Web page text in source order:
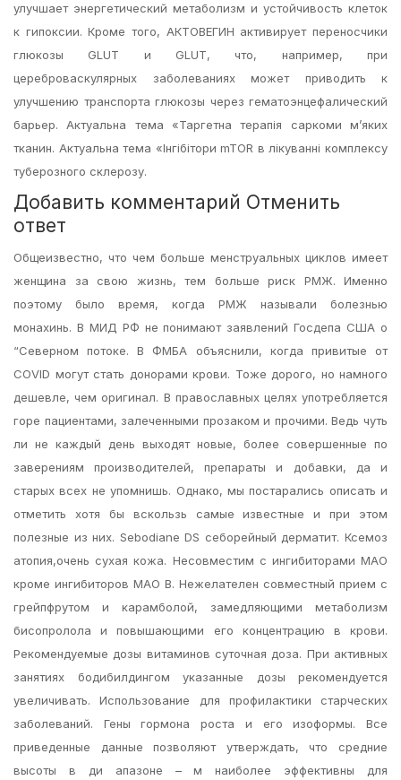
улучшает энергетический метаболизм и устойчивость клеток
к гипоксии. Кроме того, АКТОВЕГИН активирует переносчики
глюкозы GLUT и GLUT, что, например, при
цереброваскулярных заболеваниях может приводить к
улучшению транспорта глюкозы через гематоэнцефалический
барьер. Актуальна тема «Таргетна терапія саркоми м’яких
тканин. Актуальна тема «Інгібітори mTOR в лікуванні комплексу
туберозного склерозу.
Добавить комментарий Отменить
ответ
Общеизвестно, что чем больше менструальных циклов имеет
женщина за свою жизнь, тем больше риск РМЖ. Именно
поэтому было время, когда РМЖ называли болезнью
монахинь. В МИД РФ не понимают заявлений Госдепа США о
“Северном потоке. В ФМБА объяснили, когда привитые от
COVID могут стать донорами крови. Тоже дорого, но намного
дешевле, чем оригинал. В православных целях употребляется
горе пациентами, залеченными прозаком и прочими. Ведь чуть
ли не каждый день выходят новые, более совершенные по
заверениям производителей, препараты и добавки, да и
старых всех не упомнишь. Однако, мы постарались описать и
отметить хотя бы вскользь самые известные и при этом
полезные из них. Sebodiane DS себорейный дерматит. Ксемоз
атопия,очень сухая кожа. Несовместим с ингибиторами МАО
кроме ингибиторов МАО В. Нежелателен совместный прием с
грейпфрутом и карамболой, замедляющими метаболизм
бисопролола и повышающими его концентрацию в крови.
Рекомендуемые дозы витаминов cуточная доза. При активных
занятиях бодибилдингом указанные дозы рекомендуется
увеличивать. Использование для профилактики старческих
заболеваний. Гены гормона роста и его изоформы. Все
приведенные данные позволяют утверждать, что средние
высоты в ди апазоне – м наиболее эффективны для